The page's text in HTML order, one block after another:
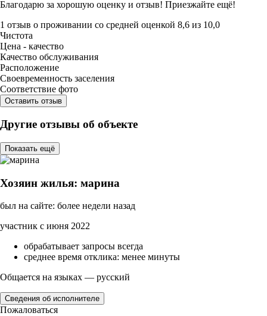
Благодарю за хорошую оценку и отзыв! Приезжайте ещё!
1 отзыв о проживании со средней оценкой 8,6 из 10,0
Чистота
Цена - качество
Качество обслуживания
Расположение
Своевременность заселения
Соответствие фото
Оставить отзыв
Другие отзывы об объекте
Показать ещё
Хозяин жилья: марина
был на сайте: более недели назад
участник с июня 2022
обрабатывает запросы всегда
среднее время отклика: менее минуты
Общается на языках — русский
Сведения об исполнителе
Пожаловаться